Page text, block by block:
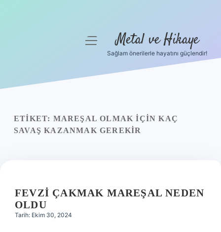
Yasal Uyarı
menüyüMetal ve Hikaye
Sağlam önerilerle hayatını güçlendir!
ETIKET: MAREŞAL OLMAK IÇIN KAÇ
SAVAŞ KAZANMAK GEREKIR
FEVZI ÇAKMAK MAREŞAL NEDEN
OLDU
Tarih: Ekim 30, 2024